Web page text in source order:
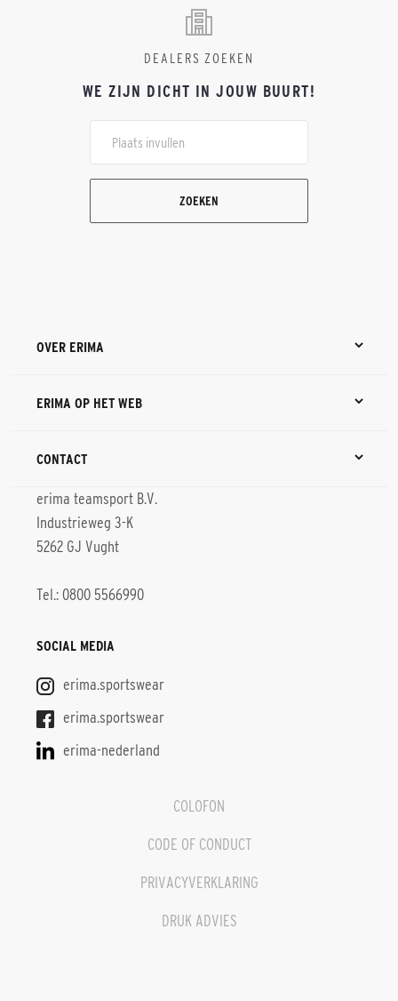
DEALERS ZOEKEN
WE ZIJN DICHT IN JOUW BUURT!
ZOEKEN
OVER ERIMA
ERIMA OP HET WEB
CONTACT
erima teamsport B.V.
Industrieweg 3-K
5262 GJ Vught
Tel.: 0800 5566990
SOCIAL MEDIA
erima.sportswear
erima.sportswear
erima-nederland
COLOFON
CODE OF CONDUCT
PRIVACYVERKLARING
DRUK ADVIES